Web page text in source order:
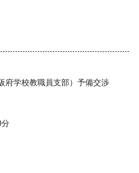
府学校教職員支部）予備交渉